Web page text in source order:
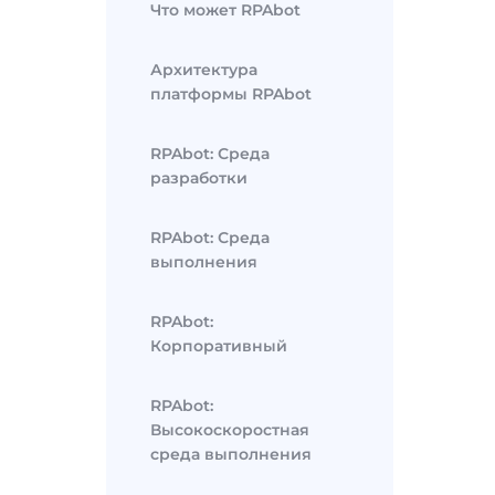
Что может RPAbot
Архитектура
платформы RPAbot
RPAbot: Среда
разработки
RPAbot: Среда
выполнения
RPAbot:
Корпоративный
RPAbot:
Высокоскоростная
среда выполнения